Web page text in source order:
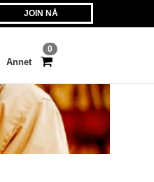
JOIN NÅ
0
Annet